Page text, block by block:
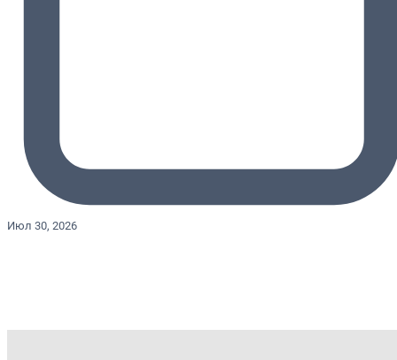
Июл 30, 2026